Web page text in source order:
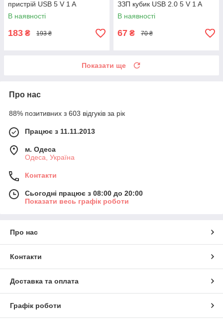
пристрій USB 5 V 1 A
В наявності
183 ₴ 193 ₴
ЗЗП кубик USB 2.0 5 V 1 A
В наявності
67 ₴ 70 ₴
Показати ще
Про нас
88% позитивних з 603 відгуків за рік
Працює з 11.11.2013
м. Одеса
Одеса, Україна
Контакти
Сьогодні працює з 08:00 до 20:00
Показати весь графік роботи
Про нас
Контакти
Доставка та оплата
Графік роботи